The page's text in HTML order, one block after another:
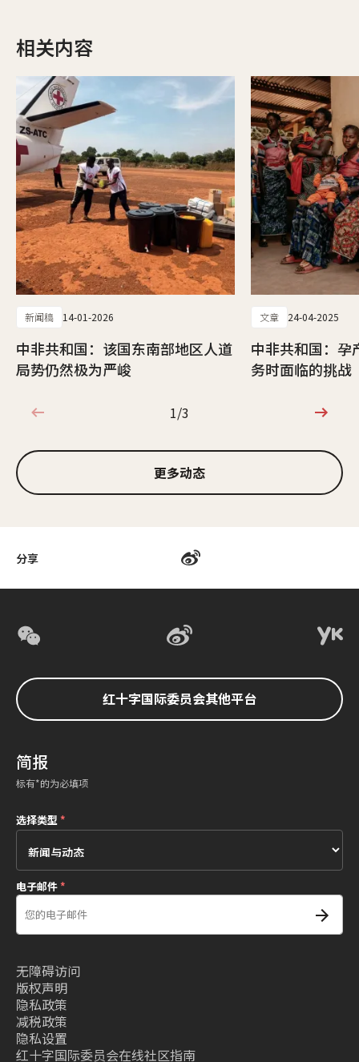
分享
相关内容
新闻稿 14-01-2026
中非共和国：该国东南部地区人道
局势仍然极为严峻
文章 24-04-2025
中非共和国：孕
务时面临的挑战
1/3
1/3
更多动态
红十字国际委员会其他平台
简报
标有*的为必填项
选择类型*
电子邮件*
无障碍访问
版权声明
隐私政策
减税政策
隐私设置
红十字国际委员会在线社区指南